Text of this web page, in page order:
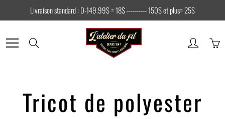
Livraison standard : 0-149.99$ = 18$ ---------- 150$ et plus= 25$
Tricot de polyester